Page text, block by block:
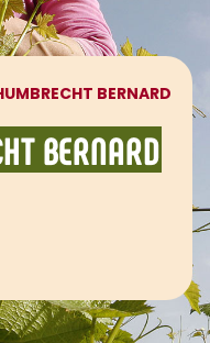
BERNARD
BERNARD